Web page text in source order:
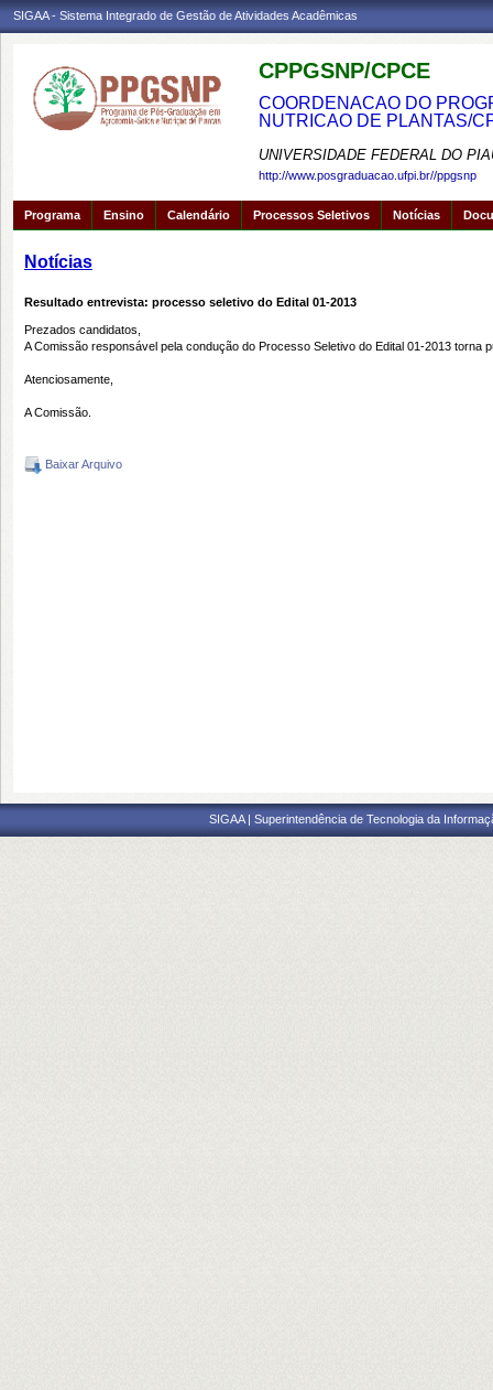
SIGAA - Sistema Integrado de Gestão de Atividades Acadêmicas
CPPGSNP/CPCE
COORDENACAO DO
NUTRICAO DE PLANTAS/
UNIVERSIDADE FEDERAL DO
http://www.posgraduacao.ufpi.br//ppgsnp
Programa Ensino Calendário Processos Seletivos Notícias
Notícias
Resultado entrevista: processo seletivo do Edital 01-2013
Prezados candidatos,
A Comissão responsável pela condução do Processo Seletivo do Edital 01-2013 torna
Atenciosamente,
A Comissão.
Baixar Arquivo
SIGAA | Superintendência de Tecnologia da